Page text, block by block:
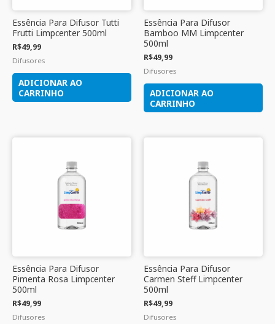
Essência Para Difusor Tutti
Frutti Limpcenter 500ml
R$49,99
Difusores
ADICIONAR AO
CARRINHO
Essência Para Difusor
Bamboo MM Limpcenter
500ml
R$49,99
Difusores
ADICIONAR AO
CARRINHO
Essência Para Difusor
Pimenta Rosa Limpcenter
500ml
R$49,99
Difusores
Essência Para Difusor
Carmen Steff Limpcenter
500ml
R$49,99
Difusores